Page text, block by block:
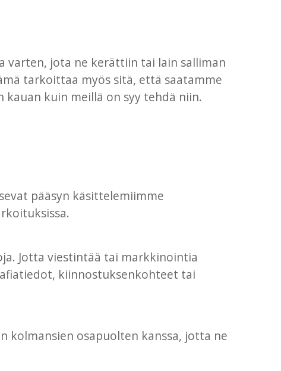
jota ne kerättiin tai lain salliman
tarkoittaa myös sitä, että saatamme
kuin meillä on syy tehdä niin.
pääsyn käsittelemiimme
Jotta viestintää tai markkinointia
kiinnostuksenkohteet tai
kolmansien osapuolten kanssa, jotta ne